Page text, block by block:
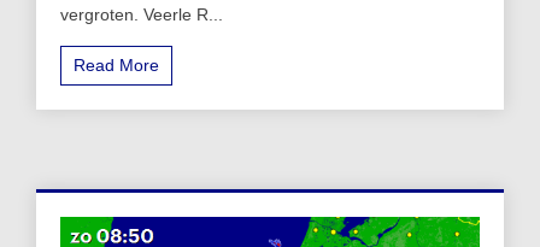
vergroten. Veerle R...
Read More